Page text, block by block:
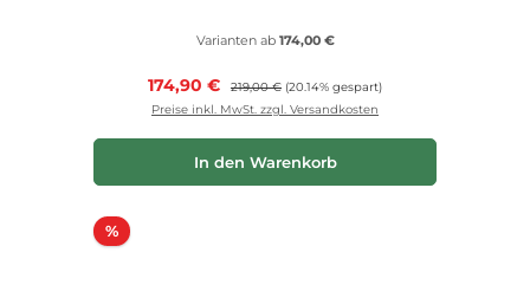
Varianten ab174,00 €
Verkaufspreis:
174,90 € Regulärer Preis:
219,00 € (20.14% gespart)
Preise inkl. MwSt. zzgl. Versandkosten
In den Warenkorb
%Rabatt